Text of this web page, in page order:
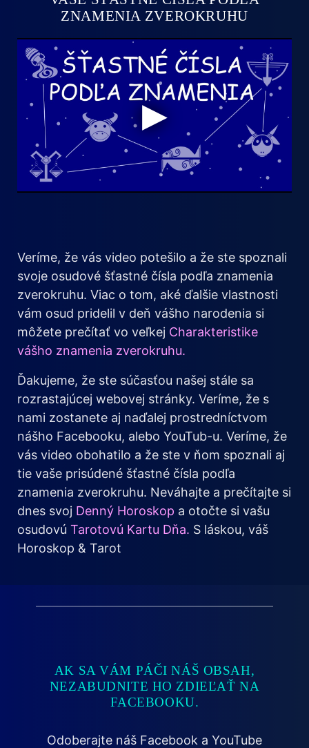
ZNAMENIA ZVEROKRUHU
Veríme, že vás video potešilo a že ste spoznali
svoje osudové šťastné čísla podľa znamenia
zverokruhu. Viac o tom, aké ďalšie vlastnosti
vám osud pridelil v deň vášho narodenia si
môžete prečítať vo veľkej Charakteristike
vášho znamenia zverokruhu.
Ďakujeme, že ste súčasťou našej stále sa
rozrastajúcej webovej stránky. Veríme, že s
nami zostanete aj naďalej prostredníctvom
nášho Facebooku, alebo YouTub-u. Veríme, že
vás video obohatilo a že ste v ňom spoznali aj
tie vaše prisúdené šťastné čísla podľa
znamenia zverokruhu. Neváhajte a prečítajte si
dnes svoj Denný Horoskop a otočte si vašu
osudovú Tarotovú Kartu Dňa. S láskou, váš
Horoskop & Tarot
AK SA VÁM PÁČI NÁŠ OBSAH,
NEZABUDNITE HO ZDIEĽAŤ NA
FACEBOOKU.
Odoberajte náš Facebook a YouTube